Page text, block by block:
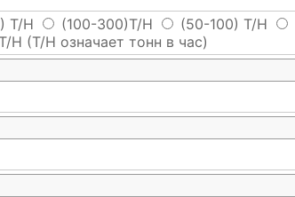
T/H (100-300)T/H (50-100) T/H
H (T/H означает тонн в час)